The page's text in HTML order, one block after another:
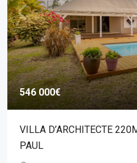
546 000€
VILLA D’ARCHITECTE
PAUL